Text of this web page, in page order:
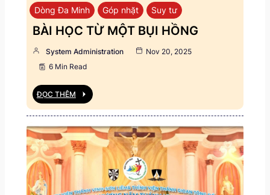
Dòng Đa Minh Góp nhặt Suy tư
BÀI HỌC TỪ MỘT BỤI HỒNG
System Administration
Nov 20, 2025
6 Min Read
ĐỌC THÊM